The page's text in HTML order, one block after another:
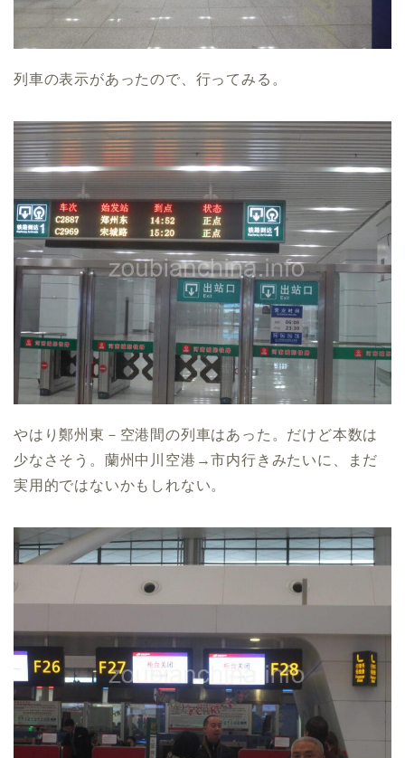
列車の表示があったので、行ってみる。
やはり鄭州東－空港間の列車はあった。だけど本数は
少なさそう。蘭州中川空港→市内行きみたいに、まだ
実用的ではないかもしれない。